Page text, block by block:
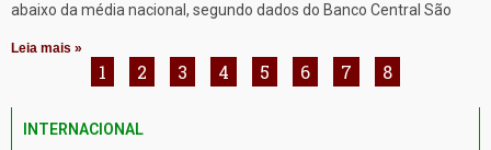
abaixo da média nacional, segundo dados do Banco Central São
Leia mais »
1 2 3 4 5 6 7 8
INTERNACIONAL